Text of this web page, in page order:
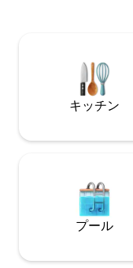
ームとして知られる
ッツェッタの景色を
キッチン
プール